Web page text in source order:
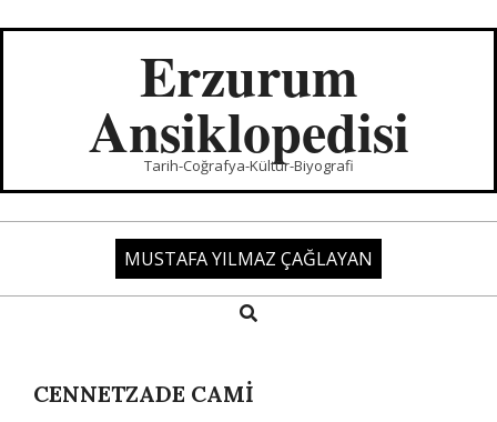
Erzurum
Ansiklopedisi
Tarih-Coğrafya-Kültür-Biyografi
MUSTAFA YILMAZ ÇAĞLAYAN
Search
CENNETZADE CAMİ